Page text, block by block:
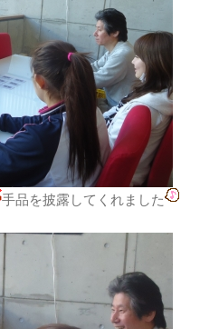
手品を披露してくれました